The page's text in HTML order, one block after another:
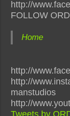
http://
FOLLOW
Home
http://
http://
manstudios
http://
Tweets by